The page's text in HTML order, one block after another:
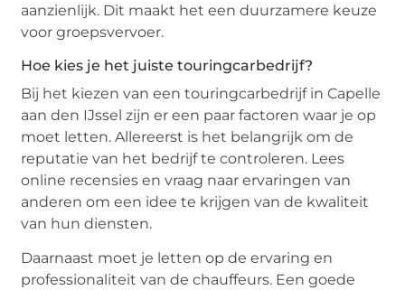
aanzienlijk. Dit maakt het een duurzamere keuze
voor groepsvervoer.
Hoe kies je het juiste touringcarbedrijf?
Bij het kiezen van een touringcarbedrijf in Capelle
aan den IJssel zijn er een paar factoren waar je op
moet letten. Allereerst is het belangrijk om de
reputatie van het bedrijf te controleren. Lees
online recensies en vraag naar ervaringen van
anderen om een idee te krijgen van de kwaliteit
van hun diensten.
Daarnaast moet je letten op de ervaring en
professionaliteit van de chauffeurs. Een goede